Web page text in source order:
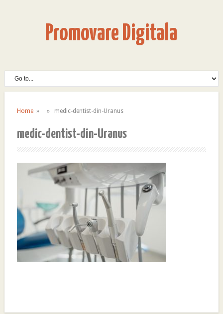
Promovare Digitala
Home» » medic-dentist-din-Uranus
medic-dentist-din-Uranus